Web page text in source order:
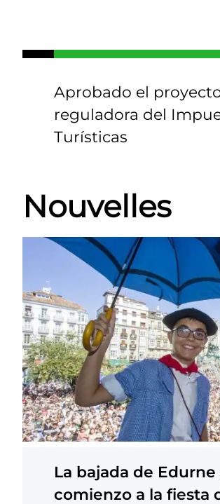
Aprobado el
reguladora del
Turísticas
Nouvelles
La bajada de
comienzo a la fiesta